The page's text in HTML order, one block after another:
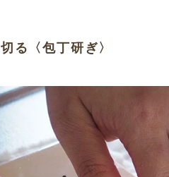
切る〈包丁研ぎ〉